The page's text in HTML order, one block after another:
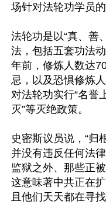
场针对法轮功学员的
法轮功是以“真、善
法，包括五套功法
年前，修炼人数达
忌，以及恐惧修炼
对法轮功实行“名誉
灭”等灭绝政策。
史密斯议员说，“归
并没有违反任何法
监狱之外、那些正
这意味著中共正在
且他们天天都在寻